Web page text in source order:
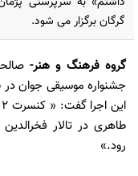
گرگان برگزار می شود.
گروه فرهنگ و هنر-
جشنواره موسیقی جوان در
طاهری در تالار
رود.»